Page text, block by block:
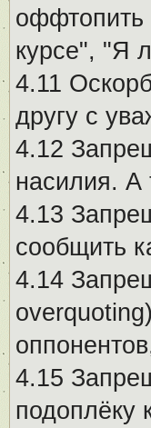
оффтопить
курсе", "Я
4.11
другу с
4.12
насилия. А
4.13
сообщить
4.14
4.15
подоплёку